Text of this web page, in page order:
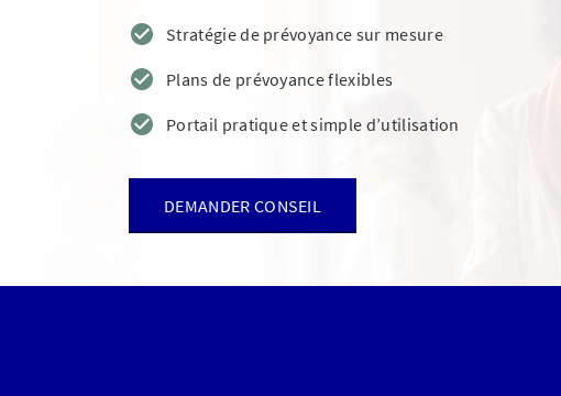
Stratégie de prévoyance sur mesure
Plans de prévoyance flexibles
Portail pratique et simple d’utilisation
DEMANDER CONSEIL